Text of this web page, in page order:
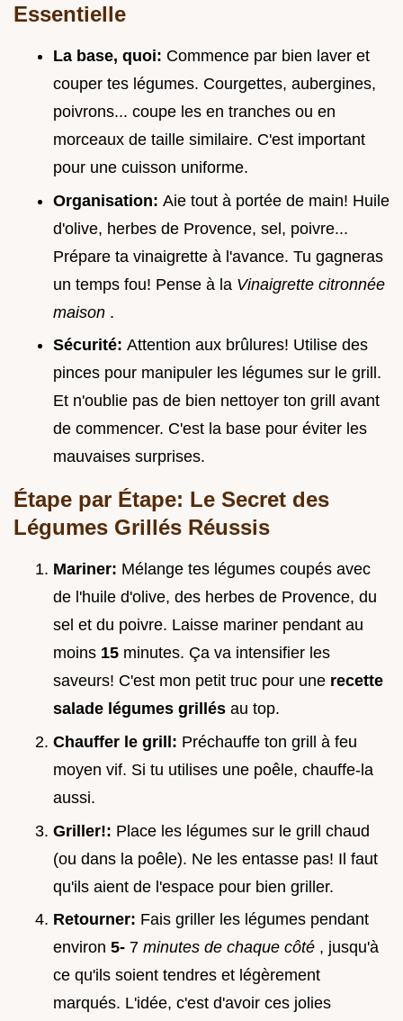
Essentielle
La base, quoi: Commence par bien laver et
couper tes légumes. Courgettes, aubergines,
poivrons... coupe les en tranches ou en
morceaux de taille similaire. C'est important
pour une cuisson uniforme.
Organisation: Aie tout à portée de main! Huile
d'olive, herbes de Provence, sel, poivre...
Prépare ta vinaigrette à l'avance. Tu gagneras
un temps fou! Pense à la Vinaigrette citronnée
maison .
Sécurité: Attention aux brûlures! Utilise des
pinces pour manipuler les légumes sur le grill.
Et n'oublie pas de bien nettoyer ton grill avant
de commencer. C'est la base pour éviter les
mauvaises surprises.
Étape par Étape: Le Secret des
Légumes Grillés Réussis
Mariner: Mélange tes légumes coupés avec
de l'huile d'olive, des herbes de Provence, du
sel et du poivre. Laisse mariner pendant au
moins 15 minutes. Ça va intensifier les
saveurs! C'est mon petit truc pour une recette
salade légumes grillés au top.
Chauffer le grill: Préchauffe ton grill à feu
moyen vif. Si tu utilises une poêle, chauffe-la
aussi.
Griller!: Place les légumes sur le grill chaud
(ou dans la poêle). Ne les entasse pas! Il faut
qu'ils aient de l'espace pour bien griller.
Retourner: Fais griller les légumes pendant
environ 5- 7 minutes de chaque côté , jusqu'à
ce qu'ils soient tendres et légèrement
marqués. L'idée, c'est d'avoir ces jolies